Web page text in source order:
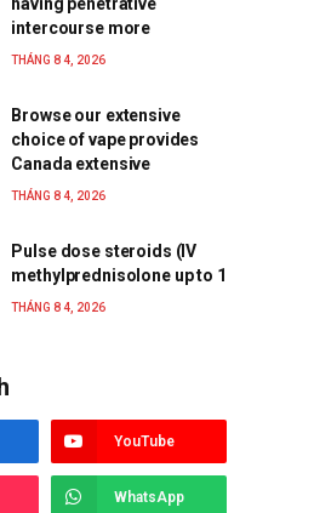
intercourse more
THÁNG 8 4, 2026
Browse our extensive
choice of vape provides
Canada extensive
THÁNG 8 4, 2026
Pulse dose steroids (IV
methylprednisolone up to 1
THÁNG 8 4, 2026
YouTube
WhatsApp